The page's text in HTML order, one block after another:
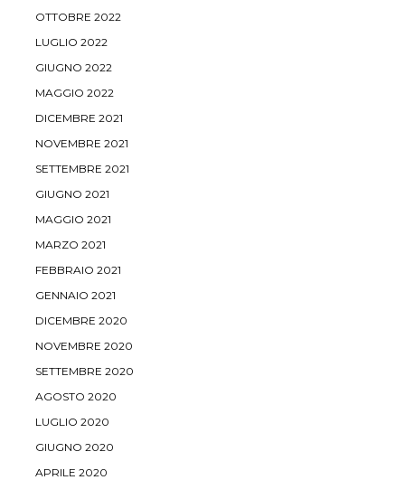
OTTOBRE 2022
LUGLIO 2022
GIUGNO 2022
MAGGIO 2022
DICEMBRE 2021
NOVEMBRE 2021
SETTEMBRE 2021
GIUGNO 2021
MAGGIO 2021
MARZO 2021
FEBBRAIO 2021
GENNAIO 2021
DICEMBRE 2020
NOVEMBRE 2020
SETTEMBRE 2020
AGOSTO 2020
LUGLIO 2020
GIUGNO 2020
APRILE 2020